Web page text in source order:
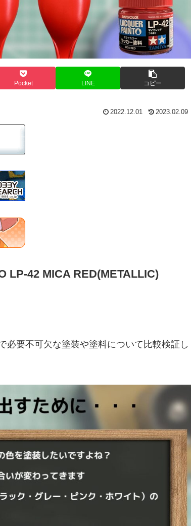
Pocket LINE コピー
2022.12.01 2023.02.09
LP-42 MICA RED(METALLIC)
必要不可欠な塗装や塗料について比較検証し